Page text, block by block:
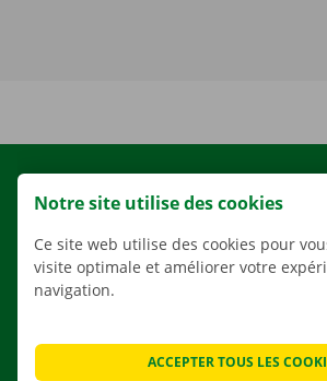
NOS SERVICES
SOLUTIONS DE
Notre site utilise des cookies
Ce site web utilise des cookies pour
visite optimale et améliorer votre
navigation.
ACCEPTER TOUS LES